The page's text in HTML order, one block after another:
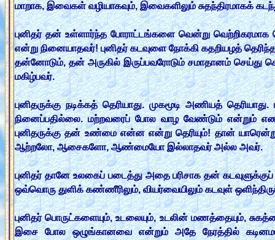
மாறாக, இவைகள் வழியாகவும், இவைகளிலும் சுதந்திரமாகக்
புனிதர் தன் உள்ளார்ந்த போராட்டங்களை வென்று
என்று நினையாதவர்! புனிதர் கடவுளை நோக்கி கதறியழத்
தன்னோடும், தன் அருகில் இருப்பவரோடும் சமாதானம் செய்து
மகிழ்பவர்.
புனிதருக்கு நடிக்கத் தெரியாது. முகமூடி அணியத்
நினைப்பதில்லை. மற்றவரைப் போல வாழ வேண்டும் என்றும்
புனிதருக்கு தன் உண்மை என்ன என்று தெரியும்! தான்
ஆற்றலோ, ஆசைகளோ, ஆண்மையோ இல்லாதவர் அல்ல அவர்.
புனிதர் தானே உலகைப் படைத்து அதை பரிசாக தன்
ஒவ்வொரு துளிக் கண்ணீரிலும், வியர்வையிலும் கடவுள்
புனிதர் பொருட்களையும், உடலையும், உடலின் மணத்தையும்,
இசை போல ஒழுங்கானவை என்றும் அதே நேரத்தில்